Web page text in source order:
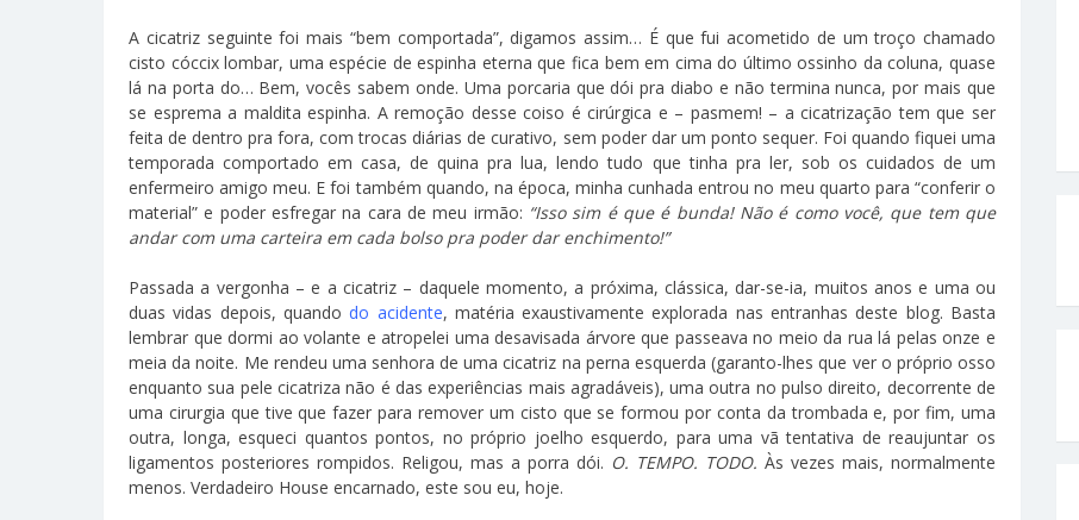
A cicatriz seguinte foi mais “bem comportada”, digamos assim… É que fui acometido de um troço chamado
cisto cóccix lombar, uma espécie de espinha eterna que fica bem em cima do último ossinho da coluna, quase
lá na porta do… Bem, vocês sabem onde. Uma porcaria que dói pra diabo e não termina nunca, por mais que
se esprema a maldita espinha. A remoção desse coiso é cirúrgica e – pasmem! – a cicatrização tem que ser
feita de dentro pra fora, com trocas diárias de curativo, sem poder dar um ponto sequer. Foi quando fiquei uma
temporada comportado em casa, de quina pra lua, lendo tudo que tinha pra ler, sob os cuidados de um
enfermeiro amigo meu. E foi também quando, na época, minha cunhada entrou no meu quarto para “conferir o
material” e poder esfregar na cara de meu irmão: “Isso sim é que é bunda! Não é como você, que tem que
andar com uma carteira em cada bolso pra poder dar enchimento!”
Passada a vergonha – e a cicatriz – daquele momento, a próxima, clássica, dar-se-ia, muitos anos e uma ou
duas vidas depois, quandodo acidente, matéria exaustivamente explorada nas entranhas deste blog. Basta
lembrar que dormi ao volante e atropelei uma desavisada árvore que passeava no meio da rua lá pelas onze e
meia da noite. Me rendeu uma senhora de uma cicatriz na perna esquerda (garanto-lhes que ver o próprio osso
enquanto sua pele cicatriza não é das experiências mais agradáveis), uma outra no pulso direito, decorrente de
uma cirurgia que tive que fazer para remover um cisto que se formou por conta da trombada e, por fim, uma
outra, longa, esqueci quantos pontos, no próprio joelho esquerdo, para uma vã tentativa de reaujuntar os
ligamentos posteriores rompidos. Religou, mas a porra dói. O. TEMPO. TODO. Às vezes mais, normalmente
menos. Verdadeiro House encarnado, este sou eu, hoje.